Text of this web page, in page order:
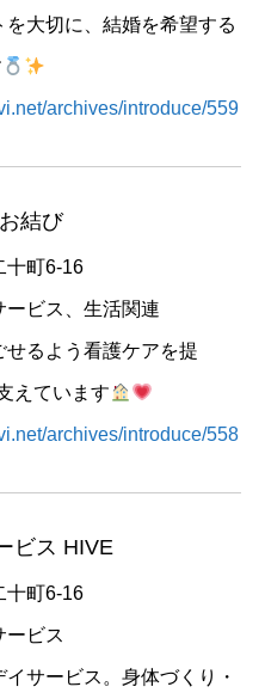
を大切に、結婚を希望する
archives/introduce/559
結び
十町6-16
ビス、生活関連
せるよう看護ケアを提
えています
archives/introduce/558
ビス HIVE
十町6-16
ービス
サービス。身体づくり・